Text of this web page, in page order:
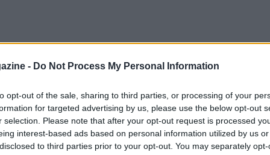
- Do Not Process My Personal Information
opt-out of the sale, sharing to third parties, or processing of your
for targeted advertising by us, please use the below opt-out
selection. Please note that after your opt-out request is processed
interest-based ads based on personal information utilized by us
to third parties prior to your opt-out. You may separately
bundle team
una collaborazione speciale
competitiva. Questi bundle non solo
ma contribuiscono anche a
R6 Share.